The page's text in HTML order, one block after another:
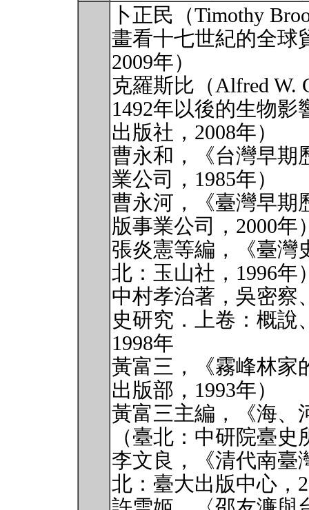
卜正民（Timothy
畫看十七世紀的全球
2009年）
克羅斯比（Alfred W.
1492年以後的生物
出版社，2008年）
曹永和，《台灣早期
業公司，1985年）
曹永河，《臺灣早期
版事業公司，2000年
張炎憲等編，《臺灣
北：玉山社，1996年
中村孝治著，吳密察
史研究．上卷：概說
1998年
黃富三，《霧峰林家
出版部，1993年）
黃富三主編，《海、
（臺北：中研院臺史
李文良，《清代南臺
北：臺大出版中心，